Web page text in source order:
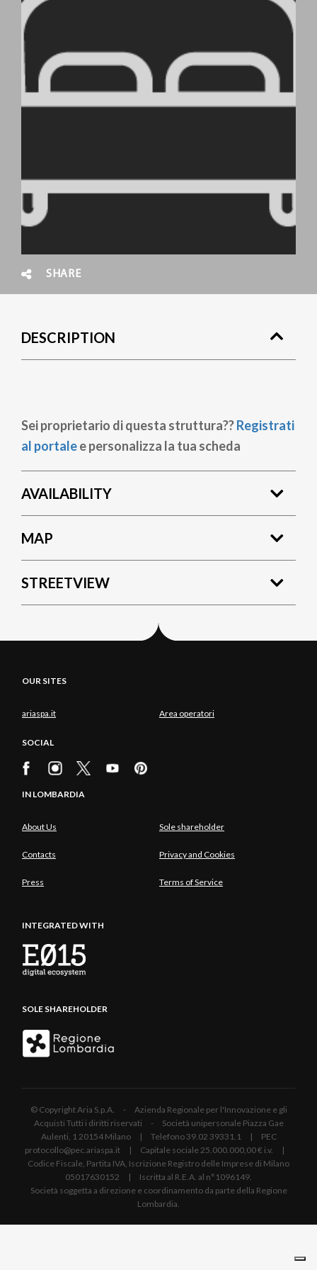
SHARE
DESCRIPTION
Sei proprietario di questa struttura??Registrati
al portalee personalizza la tua scheda
AVAILABILITY
MAP
STREETVIEW
OUR SITES
ariaspa.it Area operatori
SOCIAL
IN LOMBARDIA
About Us Sole shareholder
Contacts Privacy and Cookies
Press Terms of Service
INTEGRATED WITH
SOLE SHAREHOLDER
© Copyright Aria S.p.A. - Azienda Regionale per l'Innovazione e gli
Acquisti Tutti i diritti riservati - Società unipersonale Piazza Gae
Aulenti, 1 20154 Milano | Telefono 39.02 39331.1 | PEC
protocollo@pec.ariaspa.it | Capitale sociale 25.000.000,00 € i.v. |
Codice Fiscale, Partita IVA, Iscrizione Registro delle Imprese di Milano
05017630152 | Iscritta al R.E.A. al n°1096149.
Società soggetta a direzione e coordinamento da parte della Regione
Lombardia.